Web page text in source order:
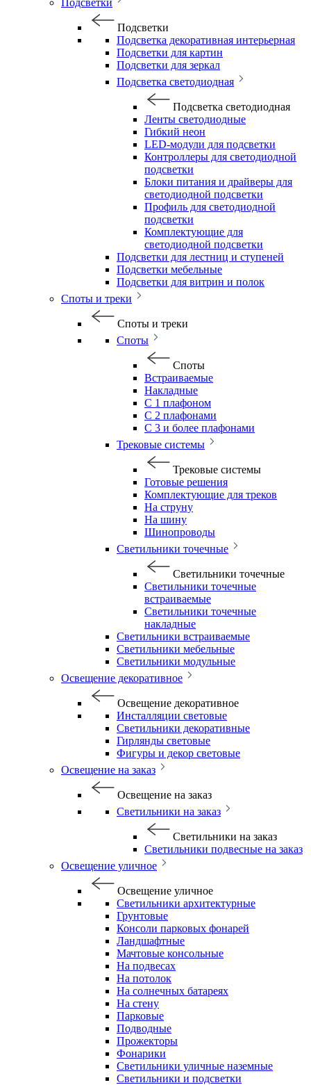
Подсветки
Подсветки
Подсветка декоративная интерьерная
Подсветки для картин
Подсветки для зеркал
Подсветка светодиодная
Подсветка светодиодная
Ленты светодиодные
Гибкий неон
LED-модули для подсветки
Контроллеры для светодиодной
подсветки
Блоки питания и драйверы для
светодиодной подсветки
Профиль для светодиодной
подсветки
Комплектующие для
светодиодной подсветки
Подсветки для лестниц и ступеней
Подсветки мебельные
Подсветки для витрин и полок
Споты и треки
Споты и треки
Споты
Споты
Встраиваемые
Накладные
С 1 плафоном
С 2 плафонами
С 3 и более плафонами
Трековые системы
Трековые системы
Готовые решения
Комплектующие для треков
На струну
На шину
Шинопроводы
Светильники точечные
Светильники точечные
Светильники точечные
встраиваемые
Светильники точечные
накладные
Светильники встраиваемые
Светильники мебельные
Светильники модульные
Освещение декоративное
Освещение декоративное
Инсталляции световые
Светильники декоративные
Гирлянды световые
Фигуры и декор световые
Освещение на заказ
Освещение на заказ
Светильники на заказ
Светильники на заказ
Светильники подвесные на заказ
Освещение уличное
Освещение уличное
Светильники архитектурные
Грунтовые
Консоли парковых фонарей
Ландшафтные
Мачтовые консольные
На подвесах
На потолок
На солнечных батареях
На стену
Парковые
Подводные
Прожекторы
Фонарики
Светильники уличные наземные
Светильники и подсветки